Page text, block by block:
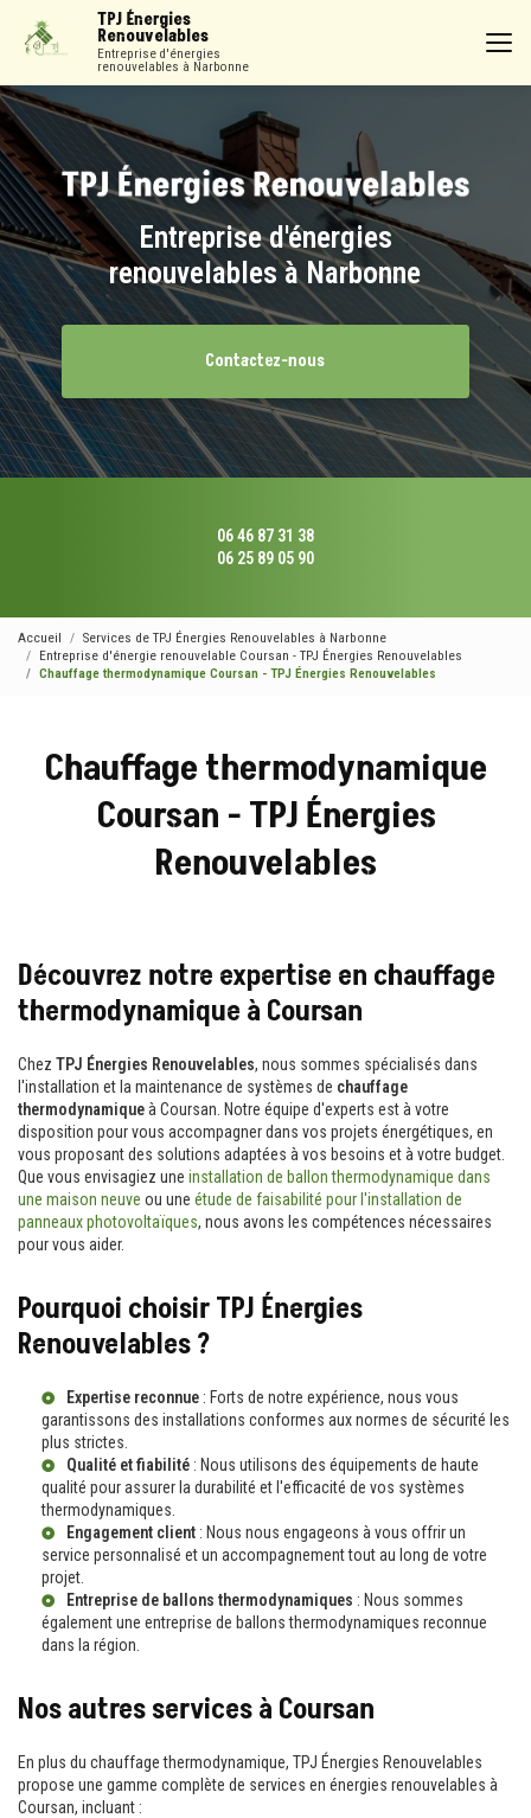
contenu
TPJ Énergies
Renouvelables
Entreprise d'énergies
renouvelables à Narbonne
Entreprise d'énergies
renouvelables à Narbonne
Contactez-nous
06 46 87 31 38
06 25 89 05 90
Accueil
Services de TPJ Énergies Renouvelables à Narbonne
Entreprise d'énergie renouvelable Coursan - TPJ Énergies Renouvelables
Chauffage thermodynamique Coursan - TPJ Énergies Renouvelables
Chauffage thermodynamique
Coursan - TPJ Énergies
Renouvelables
Découvrez notre expertise en chauffage
thermodynamique à Coursan
Chez TPJ Énergies Renouvelables, nous sommes spécialisés dans
l'installation et la maintenance de systèmes de chauffage
thermodynamiqueà Coursan. Notre équipe d'experts est à votre
disposition pour vous accompagner dans vos projets énergétiques, en
vous proposant des solutions adaptées à vos besoins et à votre budget.
Que vous envisagiez une installation de ballon thermodynamique dans
une maison neuve ou une étude de faisabilité pour l'installation de
panneaux photovoltaïques, nous avons les compétences nécessaires
pour vous aider.
Pourquoi choisir TPJ Énergies
Renouvelables ?
Expertise reconnue : Forts de notre expérience, nous vous
garantissons des installations conformes aux normes de sécurité les
plus strictes.
Qualité et fiabilité : Nous utilisons des équipements de haute
qualité pour assurer la durabilité et l'efficacité de vos systèmes
thermodynamiques.
Engagement client : Nous nous engageons à vous offrir un
service personnalisé et un accompagnement tout au long de votre
projet.
Entreprise de ballons thermodynamiques : Nous sommes
également une entreprise de ballons thermodynamiques reconnue
dans la région.
Nos autres services à Coursan
En plus du chauffage thermodynamique, TPJ Énergies Renouvelables
propose une gamme complète de services en énergies renouvelables à
Coursan, incluant :